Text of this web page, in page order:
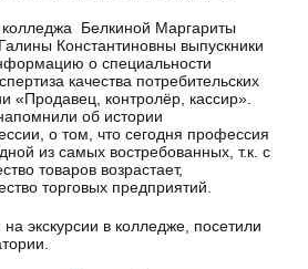
Белкиной Маргариты
Константиновны выпускники
о специальности
качества потребительских
«Продавец, контролёр, кассир».
об истории
о том, что сегодня профессия
из самых востребованных, т.к. с
товаров возрастает,
торговых предприятий.
экскурсии в колледже, посетили